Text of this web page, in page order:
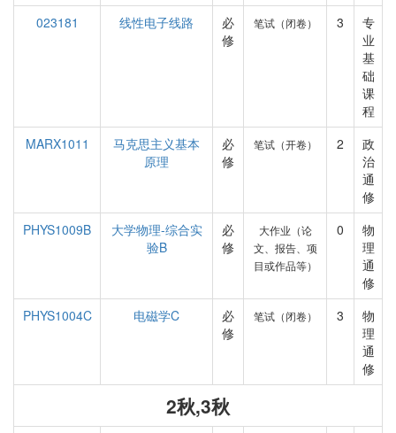
023181
线性电子线路
必
修
笔试（闭卷） 3
专
业
基
础
课
程
MARX1011
马克思主义基本
原理
必
修
笔试（开卷） 2
政
治
通
修
PHYS1009B
大学物理-综合实
验B
必
修
大作业（论
文、报告、项
目或作品等）
0
物
理
通
修
PHYS1004C
电磁学C
必
修
笔试（闭卷） 3
物
理
通
修
2秋,3秋